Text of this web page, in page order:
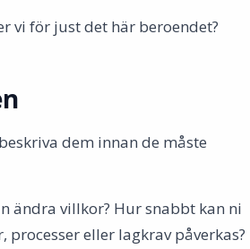
vi för just det här beroendet?
dem innan de måste
ändra villkor? Hur snabbt kan ni
processer eller lagkrav påverkas?